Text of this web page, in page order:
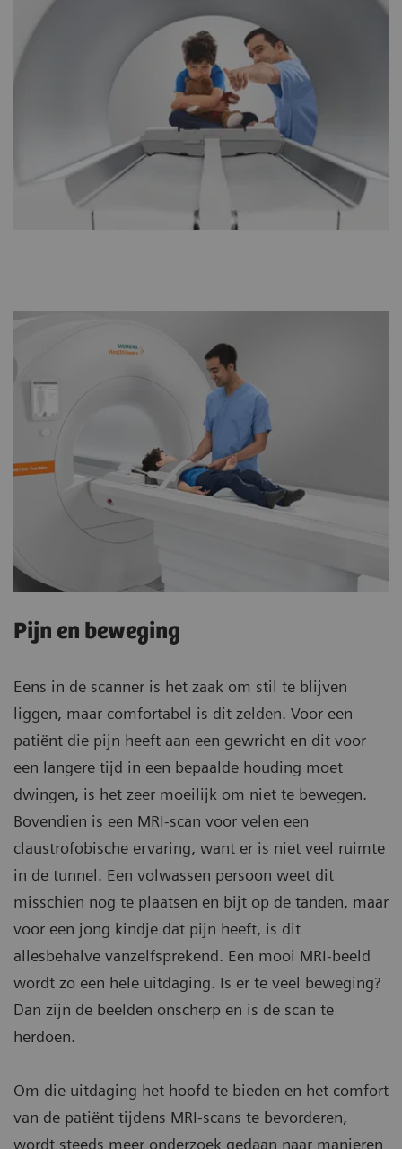
Pijn en beweging
Eens in de scanner is het zaak om stil te blijven
liggen, maar comfortabel is dit zelden. Voor een
patiënt die pijn heeft aan een gewricht en dit voor
een langere tijd in een bepaalde houding moet
dwingen, is het zeer moeilijk om niet te bewegen.
Bovendien is een MRI-scan voor velen een
claustrofobische ervaring, want er is niet veel ruimte
in de tunnel. Een volwassen persoon weet dit
misschien nog te plaatsen en bijt op de tanden, maar
voor een jong kindje dat pijn heeft, is dit
allesbehalve vanzelfsprekend. Een mooi MRI-beeld
wordt zo een hele uitdaging. Is er te veel beweging?
Dan zijn de beelden onscherp en is de scan te
herdoen.
Om die uitdaging het hoofd te bieden en het comfort
van de patiënt tijdens MRI-scans te bevorderen,
wordt steeds meer onderzoek gedaan naar manieren